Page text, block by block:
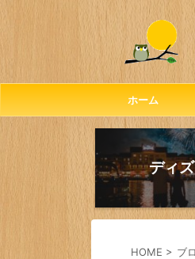
ホーム
ディ
HOME > ブ